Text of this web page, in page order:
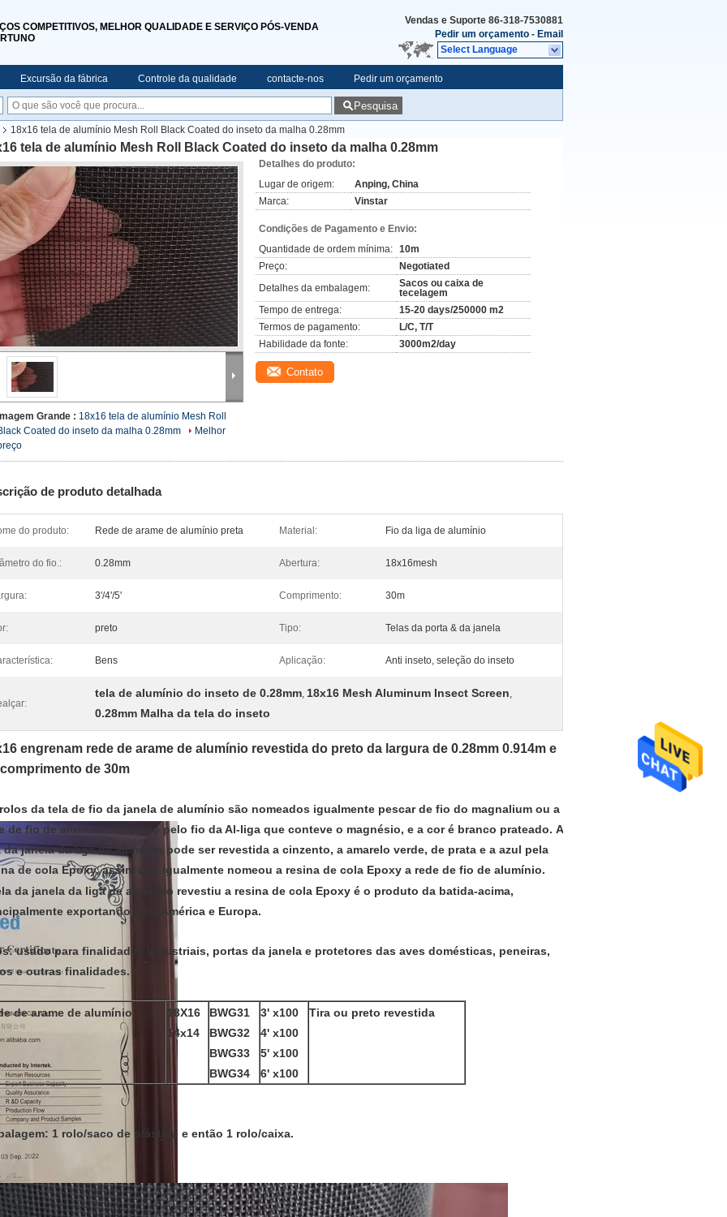
COMPETITIVOS, MELHOR QUALIDADE E SERVIÇO PÓS-VENDA
Vendas e Suporte 86-318-7530881
Pedir um orçamento - Email
Select Language
Excursão da fábrica Controle da qualidade contacte-nos Pedir um orçamento
Pesquisa
18x16 tela de alumínio Mesh Roll Black Coated do inseto da malha 0.28mm
tela de alumínio Mesh Roll Black Coated do inseto da malha 0.28mm
Grande : 18x16 tela de alumínio Mesh Roll
Coated do inseto da malha 0.28mm
Melhor
Detalhes do produto:
Lugar de origem:
Anping, China
Marca:
Vinstar
Condições de Pagamento e Envio:
Quantidade de ordem mínima: 10m
Preço:
Negotiated
Detalhes da embalagem:
Sacos ou caixa de
tecelagem
Tempo de entrega:
15-20 days/250000 m2
Termos de pagamento:
L/C, T/T
Habilidade da fonte:
3000m2/day
Contato
de produto detalhada
do produto: Rede de arame de alumínio preta Material: Fio da liga de alumínio
do fio.: 0.28mm Abertura: 18x16mesh
3'/4'/5' Comprimento: 30m
preto Tipo: Telas da porta & da janela
Bens Aplicação: Anti inseto, seleção do inseto
tela de alumínio do inseto de 0.28mm, 18x16 Mesh Aluminum Insect Screen,
0.28mm Malha da tela do inseto
engrenam rede de arame de alumínio revestida do preto da largura de 0.28mm 0.914m e
de 30m
da tela de fio da janela de alumínio são nomeados igualmente pescar de fio do magnalium ou a
de fio de alumínio. É tecido pelo fio da Al-liga que conteve o magnésio, e a cor é branco prateado. A
da janela da liga de alumínio pode ser revestida a cinzento, a amarelo verde, de prata e a azul pela
de cola Epoxy, assim que igualmente nomeou a resina de cola Epoxy a rede de fio de alumínio.
da janela da liga de alumínio revestiu a resina de cola Epoxy é o produto da batida-acima,
exportando para América e Europa.
usado para finalidades industriais, portas da janela e protetores das aves domésticas, peneiras,
e outras finalidades.
de arame de alumínio
18X16
14x14
BWG31
BWG32
BWG33
BWG34
3' x100
4' x100
5' x100
6' x100
Tira ou preto revestida
1 rolo/saco de plástico e então 1 rolo/caixa.